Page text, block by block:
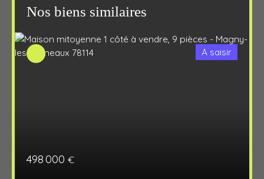
Nos biens similaires
498 000 €
A saisir